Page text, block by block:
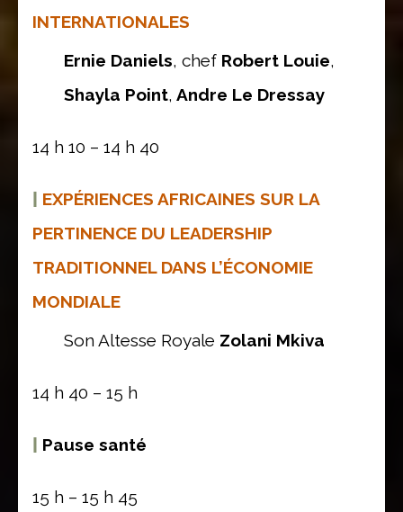
INTERNATIONALES
Ernie Daniels, chef Robert Louie,
Shayla Point, Andre Le Dressay
14 h 10 – 14 h 40
EXPÉRIENCES AFRICAINES SUR LA
PERTINENCE DU LEADERSHIP
TRADITIONNEL DANS L’ÉCONOMIE
MONDIALE
Son Altesse Royale Zolani Mkiva
14 h 40 – 15 h
Pause santé
15 h – 15 h 45